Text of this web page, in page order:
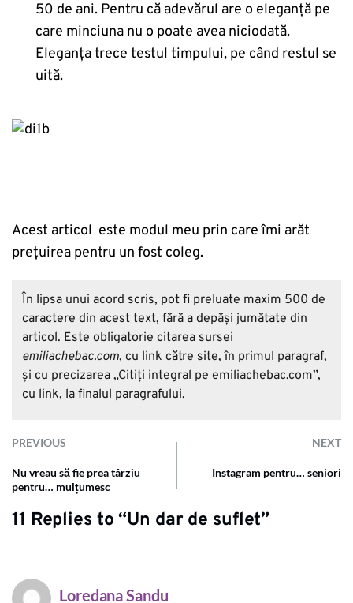
50 de ani. Pentru că adevărul are o eleganță pe
care minciuna nu o poate avea niciodată.
Eleganța trece testul timpului, pe când restul se
uită.
Acest articol este modul meu prin care îmi arăt
prețuirea pentru un fost coleg.
În lipsa unui acord scris, pot fi preluate maxim 500 de
caractere din acest text, fără a depăşi jumătate din
articol. Este obligatorie citarea sursei
emiliachebac.com, cu link către site, în primul paragraf,
și cu precizarea „Citiţi integral pe emiliachebac.com”,
cu link, la finalul paragrafului.
PREVIOUS NEXT
Nu vreau să fie prea târziu
pentru… mulțumesc
Instagram pentru… seniori
11 Replies to “Un dar de suflet”
Loredana Sandu